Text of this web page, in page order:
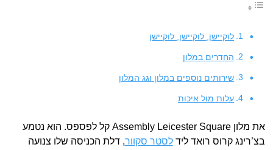
לוקיישן, לוקיישן, לוקיישן
החדרים במלון
שירותים נוספים במלון וגג המלון
עלות מול איכות
את מלון Assembly Leicester Square קל לפספס. הוא נטמע
בצ’רינג קרוס רואד לידלסטר סקוור, דלת הכניסה שלו צנועה